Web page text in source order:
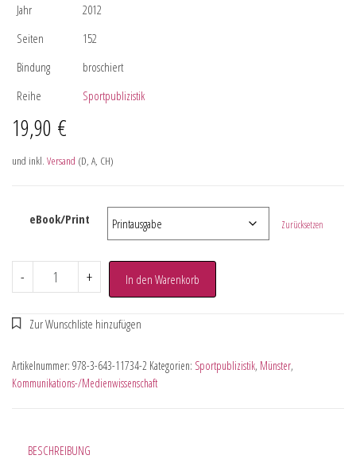
Jahr
2012
Seiten
152
Bindung
broschiert
Reihe
Sportpublizistik
19,90 €
und inkl. Versand (D, A, CH)
eBook/Print Zurücksetzen
- + In den Warenkorb
Artikelnummer: 978-3-643-11734-2 Kategorien: Sportpublizistik, Münster,
Kommunikations-/Medienwissenschaft
BESCHREIBUNG